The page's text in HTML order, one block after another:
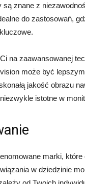
są znane z
do zastosowań,
na zaawansowanej
może być
jakość obrazu
istotne w
marki, które
w dziedzinie